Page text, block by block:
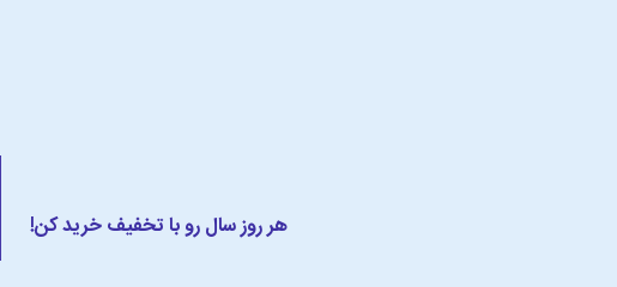
هر روز سال رو با تخفیف خرید کن!